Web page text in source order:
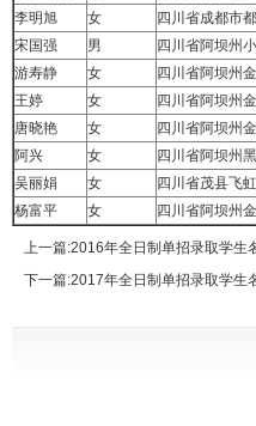
李明旭
女 四川省成都市
宋国强
男 四川省阿坝州
游寿静
女 四川省阿坝州
王婷
女 四川省阿坝州
唐晓艳
女 四川省阿坝州
阿兴
女 四川省阿坝州
吴丽娟
女 四川省茂县飞
杨富平
女 四川省阿坝州
上一篇:2016年全日制单招录取学生
下一篇:2017年全日制单招录取学生